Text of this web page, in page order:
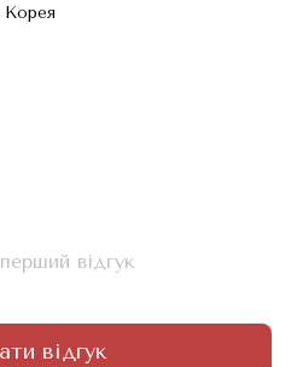
Корея
відгук
відгук